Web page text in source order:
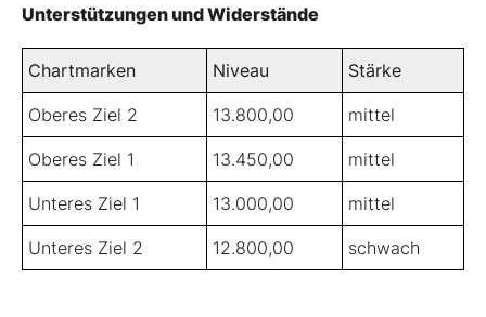
Unterstützungen und Widerstände
Chartmarken Niveau Stärke
Oberes Ziel 2 13.800,00 mittel
Oberes Ziel 1 13.450,00 mittel
Unteres Ziel 1 13.000,00 mittel
Unteres Ziel 2 12.800,00 schwach